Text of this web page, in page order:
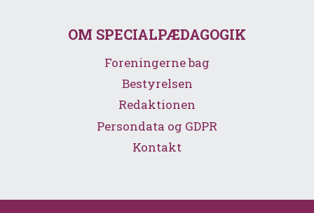
OM SPECIALPÆDAGOGIK
Foreningerne bag
Bestyrelsen
Redaktionen
Persondata og GDPR
Kontakt